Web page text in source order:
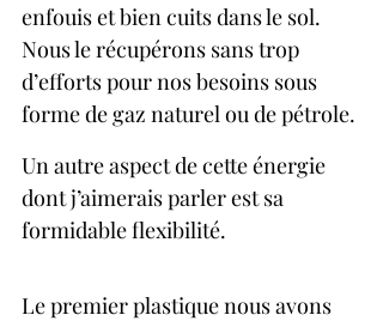
enfouis et bien cuits dans le sol.
Nous le récupérons sans trop
d’efforts pour nos besoins sous
forme de gaz naturel ou de pétrole.
Un autre aspect de cette énergie
dont j’aimerais parler est sa
formidable flexibilité.
Le premier plastique nous avons